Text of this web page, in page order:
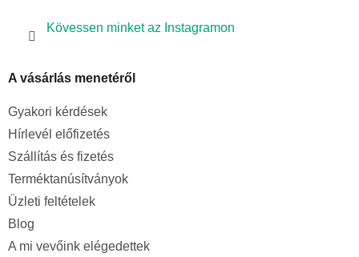
Kövessen minket az Instagramon
A vásárlás menetéről
Gyakori kérdések
Hírlevél előfizetés
Szállítás és fizetés
Terméktanúsítványok
Üzleti feltételek
Blog
A mi vevőink elégedettek